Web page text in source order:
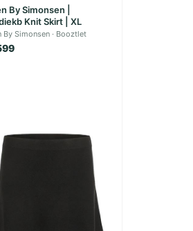
By Simonsen |
Knit Skirt | XL
By Simonsen Booztlet